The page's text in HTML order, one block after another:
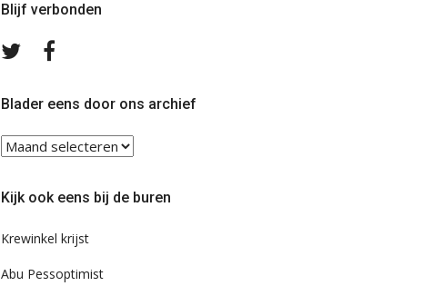
Blijf verbonden
Volg
TwitterFacebook
Blader eens door ons archief
Blader
eens
ons
Kijk ook eens bij de buren
Krewinkel krijst
Abu Pessoptimist